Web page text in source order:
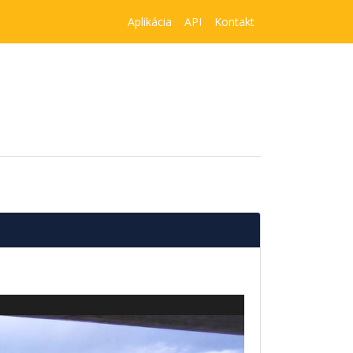
Aplikácia API Kontakt